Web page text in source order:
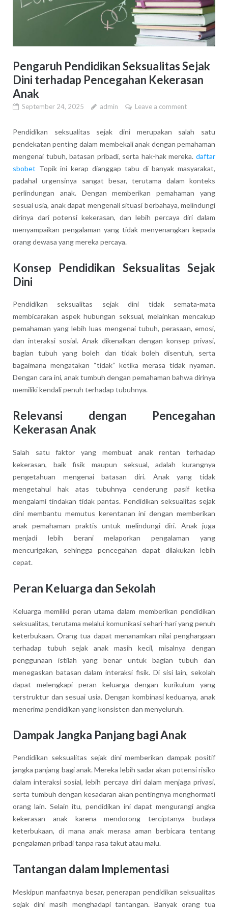
Pengaruh Pendidikan Seksualitas Sejak
Dini terhadap Pencegahan Kekerasan
Anak
September 24, 2025 admin Leave a comment
Pendidikan seksualitas sejak dini merupakan salah satu
pendekatan penting dalam membekali anak dengan pemahaman
mengenai tubuh, batasan pribadi, serta hak-hak mereka.daftar
sbobet Topik ini kerap dianggap tabu di banyak masyarakat,
padahal urgensinya sangat besar, terutama dalam konteks
perlindungan anak. Dengan memberikan pemahaman yang
sesuai usia, anak dapat mengenali situasi berbahaya, melindungi
dirinya dari potensi kekerasan, dan lebih percaya diri dalam
menyampaikan pengalaman yang tidak menyenangkan kepada
orang dewasa yang mereka percaya.
Konsep Pendidikan Seksualitas Sejak
Dini
Pendidikan seksualitas sejak dini tidak semata-mata
membicarakan aspek hubungan seksual, melainkan mencakup
pemahaman yang lebih luas mengenai tubuh, perasaan, emosi,
dan interaksi sosial. Anak dikenalkan dengan konsep privasi,
bagian tubuh yang boleh dan tidak boleh disentuh, serta
bagaimana mengatakan “tidak” ketika merasa tidak nyaman.
Dengan cara ini, anak tumbuh dengan pemahaman bahwa dirinya
memiliki kendali penuh terhadap tubuhnya.
Relevansi dengan Pencegahan
Kekerasan Anak
Salah satu faktor yang membuat anak rentan terhadap
kekerasan, baik fisik maupun seksual, adalah kurangnya
pengetahuan mengenai batasan diri. Anak yang tidak
mengetahui hak atas tubuhnya cenderung pasif ketika
mengalami tindakan tidak pantas. Pendidikan seksualitas sejak
dini membantu memutus kerentanan ini dengan memberikan
anak pemahaman praktis untuk melindungi diri. Anak juga
menjadi lebih berani melaporkan pengalaman yang
mencurigakan, sehingga pencegahan dapat dilakukan lebih
cepat.
Peran Keluarga dan Sekolah
Keluarga memiliki peran utama dalam memberikan pendidikan
seksualitas, terutama melalui komunikasi sehari-hari yang penuh
keterbukaan. Orang tua dapat menanamkan nilai penghargaan
terhadap tubuh sejak anak masih kecil, misalnya dengan
penggunaan istilah yang benar untuk bagian tubuh dan
menegaskan batasan dalam interaksi fisik. Di sisi lain, sekolah
dapat melengkapi peran keluarga dengan kurikulum yang
terstruktur dan sesuai usia. Dengan kombinasi keduanya, anak
menerima pendidikan yang konsisten dan menyeluruh.
Dampak Jangka Panjang bagi Anak
Pendidikan seksualitas sejak dini memberikan dampak positif
jangka panjang bagi anak. Mereka lebih sadar akan potensi risiko
dalam interaksi sosial, lebih percaya diri dalam menjaga privasi,
serta tumbuh dengan kesadaran akan pentingnya menghormati
orang lain. Selain itu, pendidikan ini dapat mengurangi angka
kekerasan anak karena mendorong terciptanya budaya
keterbukaan, di mana anak merasa aman berbicara tentang
pengalaman pribadi tanpa rasa takut atau malu.
Tantangan dalam Implementasi
Meskipun manfaatnya besar, penerapan pendidikan seksualitas
sejak dini masih menghadapi tantangan. Banyak orang tua